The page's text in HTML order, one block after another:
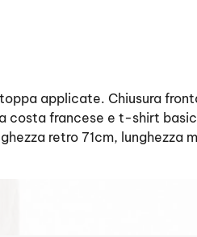
applicate. Chiusura
costa francese e t-shirt
retro 71cm, lunghezza